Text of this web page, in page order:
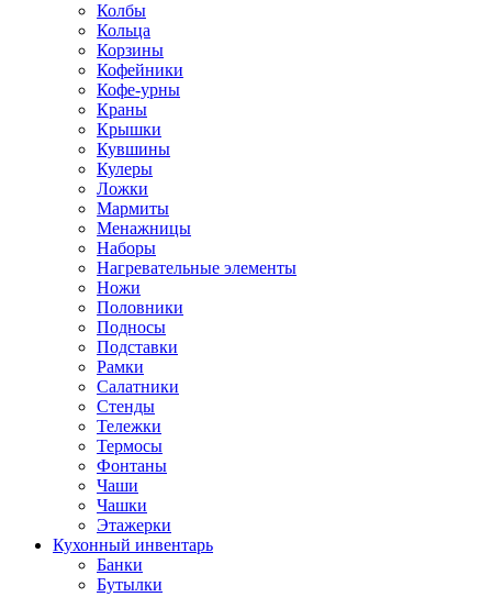
Колбы
Кольца
Корзины
Кофейники
Кофе-урны
Краны
Крышки
Кувшины
Кулеры
Ложки
Мармиты
Менажницы
Наборы
Нагревательные элементы
Ножи
Половники
Подносы
Подставки
Рамки
Салатники
Стенды
Тележки
Термосы
Фонтаны
Чаши
Чашки
Этажерки
Кухонный инвентарь
Банки
Бутылки